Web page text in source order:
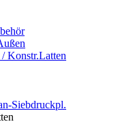
Konstr.Latten
Siebdruckpl.